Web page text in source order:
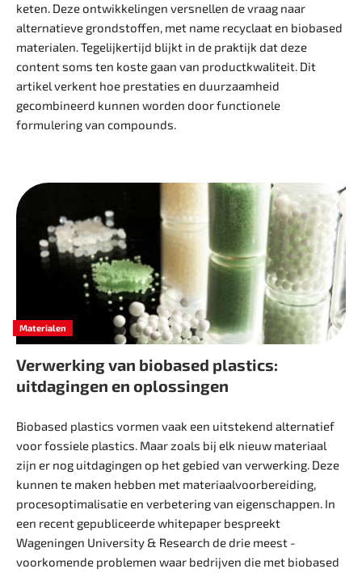
keten. Deze ontwikkelingen versnellen de vraag naar
alternatieve grondstoffen, met name recyclaat en biobased
materialen. Tegelijkertijd blijkt in de praktijk dat deze
content soms ten koste gaan van productkwaliteit. Dit
artikel verkent hoe prestaties en ­duurzaamheid
gecombineerd kunnen worden door functionele
formulering van compounds.
Materialen
Verwerking van biobased plastics:
uitdagingen en oplossingen
Biobased plastics vormen vaak een uitstekend alternatief
voor fossiele plastics. Maar zoals bij elk nieuw materiaal
zijn er nog uitdagingen op het gebied van verwerking. Deze
kunnen te maken hebben met materiaalvoorbereiding,
procesoptimalisatie en verbetering van eigenschappen. In
een recent ­gepubliceerde whitepaper bespreekt
Wageningen University & Research de drie meest ­
voorkomende problemen waar bedrijven die met biobased